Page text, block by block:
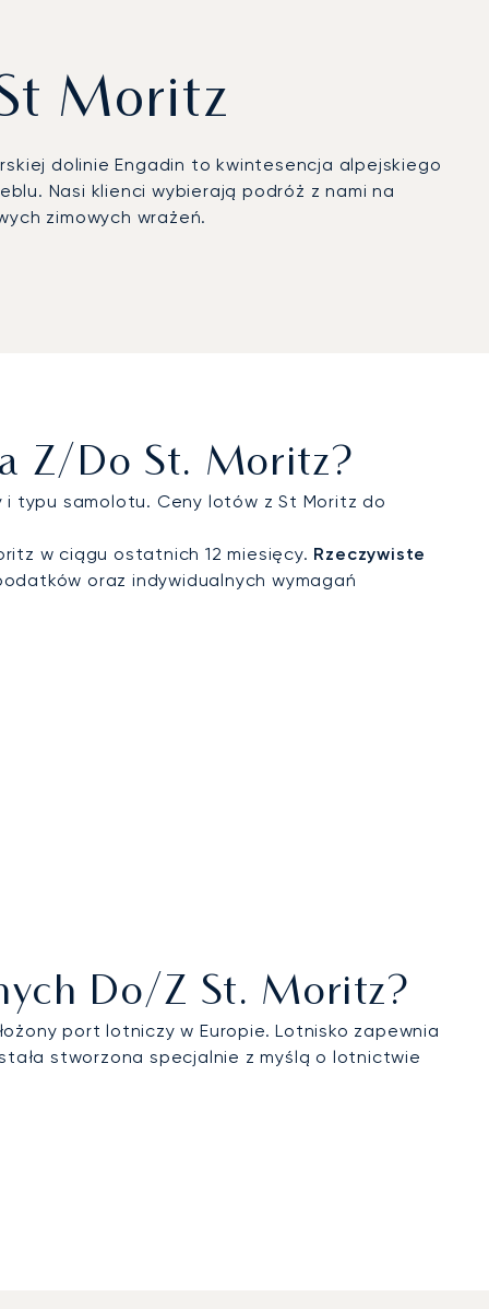
Moritz
dolinie Engadin to kwintesencja alpejskiego
Nasi klienci wybierają podróż z nami na
zimowych wrażeń.
Z/do St. Moritz?
typu samolotu. Ceny lotów z St Moritz do
w ciągu ostatnich 12 miesięcy. Rzeczywiste
oraz indywidualnych wymagań
Do/z St. Moritz?
port lotniczy w Europie. Lotnisko zapewnia
stworzona specjalnie z myślą o lotnictwie